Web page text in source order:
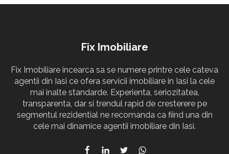
Fix Imobiliare
Fix Imobiliare incearca sa se numere printre cele cateva
agentii din Iasi ce ofera servicii imobiliare in Iasi la cele
mai inalte standarde. Experienta, seriozitatea,
transparenta, dar si trendul rapid de cresterere pe
segmentul rezidential ne recomanda ca fiind una din
cele mai dinamice agentii imobiliare din Iasi.